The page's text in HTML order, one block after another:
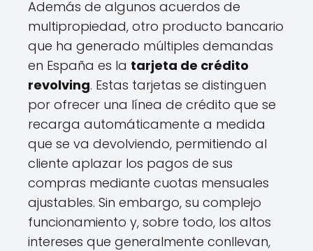
Además de algunos acuerdos de
multipropiedad, otro producto bancario
que ha generado múltiples demandas
en España es la tarjeta de crédito
revolving. Estas tarjetas se distinguen
por ofrecer una línea de crédito que se
recarga automáticamente a medida
que se va devolviendo, permitiendo al
cliente aplazar los pagos de sus
compras mediante cuotas mensuales
ajustables. Sin embargo, su complejo
funcionamiento y, sobre todo, los altos
intereses que generalmente conllevan,